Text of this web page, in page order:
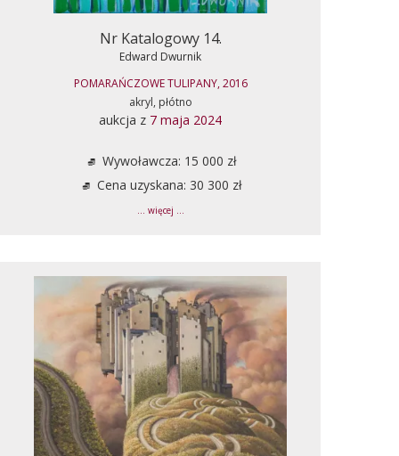
Nr Katalogowy 14.
Edward Dwurnik
POMARAŃCZOWE TULIPANY, 2016
akryl, płótno
aukcja z 7 maja 2024
Wywoławcza: 15 000 zł
Cena uzyskana: 30 300 zł
... więcej ...